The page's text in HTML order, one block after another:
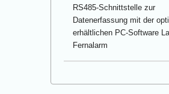
RS485-Schnittstelle zur
Datenerfassung mit der
erhältlichen PC-Software
Fernalarm